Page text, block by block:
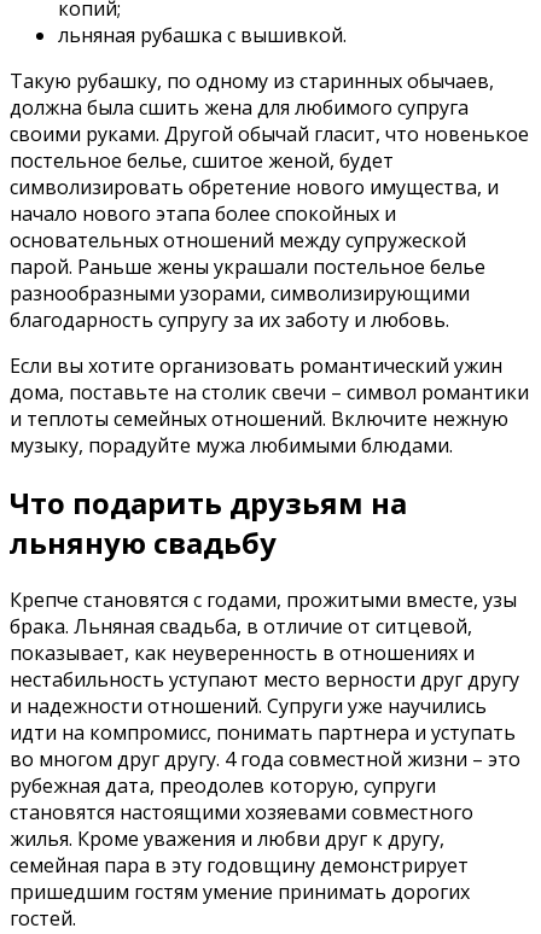
копий;
льняная рубашка с вышивкой.
Такую рубашку, по одному из старинных обычаев,
должна была сшить жена для любимого супруга
своими руками. Другой обычай гласит, что новенькое
постельное белье, сшитое женой, будет
символизировать обретение нового имущества, и
начало нового этапа более спокойных и
основательных отношений между супружеской
парой. Раньше жены украшали постельное белье
разнообразными узорами, символизирующими
благодарность супругу за их заботу и любовь.
Если вы хотите организовать романтический ужин
дома, поставьте на столик свечи – символ романтики
и теплоты семейных отношений. Включите нежную
музыку, порадуйте мужа любимыми блюдами.
Что подарить друзьям на
льняную свадьбу
Крепче становятся с годами, прожитыми вместе, узы
брака. Льняная свадьба, в отличие от ситцевой,
показывает, как неуверенность в отношениях и
нестабильность уступают место верности друг другу
и надежности отношений. Супруги уже научились
идти на компромисс, понимать партнера и уступать
во многом друг другу. 4 года совместной жизни – это
рубежная дата, преодолев которую, супруги
становятся настоящими хозяевами совместного
жилья. Кроме уважения и любви друг к другу,
семейная пара в эту годовщину демонстрирует
пришедшим гостям умение принимать дорогих
гостей.